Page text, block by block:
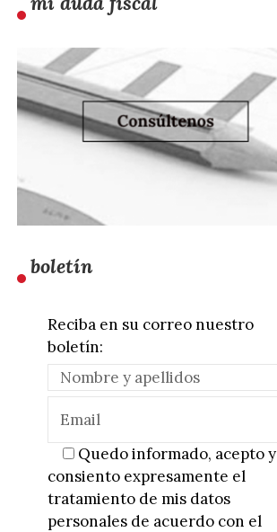
boletín
Reciba en su correo nuestro
boletín:
Quedo informado, acepto y
consiento expresamente el
tratamiento de mis datos
personales de acuerdo con el